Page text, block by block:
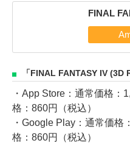
FINAL
「FINAL FANTASY IV (3D
・App Store：通常価格
格：860円（税込）
・Google Play：通常価
格：860円（税込）